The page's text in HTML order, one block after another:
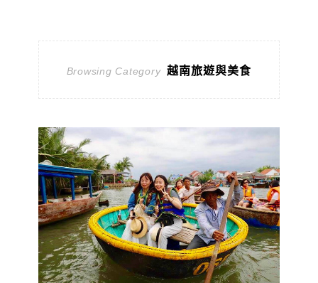
Browsing Category 越南旅遊與美食